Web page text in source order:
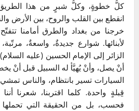
كلُّ خطوةٍ، وكلُّ شبرٍ من هذا
انقطع بين القلب والروح، بين الأرض
خرجنا من بغداد والطرق أمامنا
لأبنائها. شوارع جديدةٌ، واسعةٌ،
الزائر إلى الإمام الحسين (عليه
أنْ يصل، وأنْ يُهيَّأ له السبيل قبل أنْ
السيارات تسير بانتظام، والناس
قِبلةٍ واحدة. كلما اقتربنا، شعرنا
فحسب، بل من الحقيقة التي